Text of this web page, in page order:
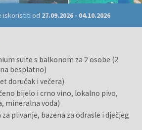
iskoristiti od 27.09.2026- 04.10.2026
suite s balkonom za 2 osobe (2
besplatno)
doručak i večera)
bijelo i crno vino, lokalno pivo,
mineralna voda)
plivanje, bazena za odrasle i dječjeg